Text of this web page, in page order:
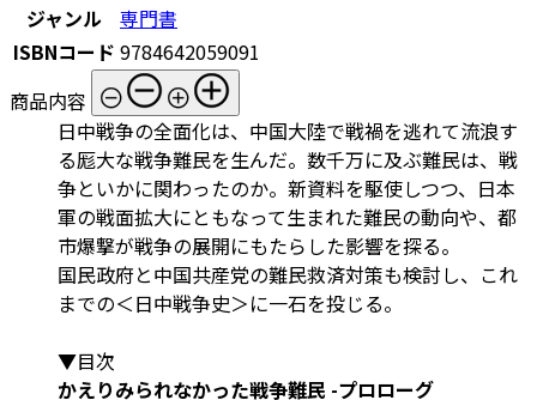
ジャンル
専門書
ISBNコード 9784642059091
商品内容
日中戦争の全面化は、中国大陸で戦禍を逃れて流浪す
る厖大な戦争難民を生んだ。数千万に及ぶ難民は、戦
争といかに関わったのか。新資料を駆使しつつ、日本
軍の戦面拡大にともなって生まれた難民の動向や、都
市爆撃が戦争の展開にもたらした影響を探る。
国民政府と中国共産党の難民救済対策も検討し、これ
までの＜日中戦争史＞に一石を投じる。
▼目次
かえりみられなかった戦争難民 -プロローグ